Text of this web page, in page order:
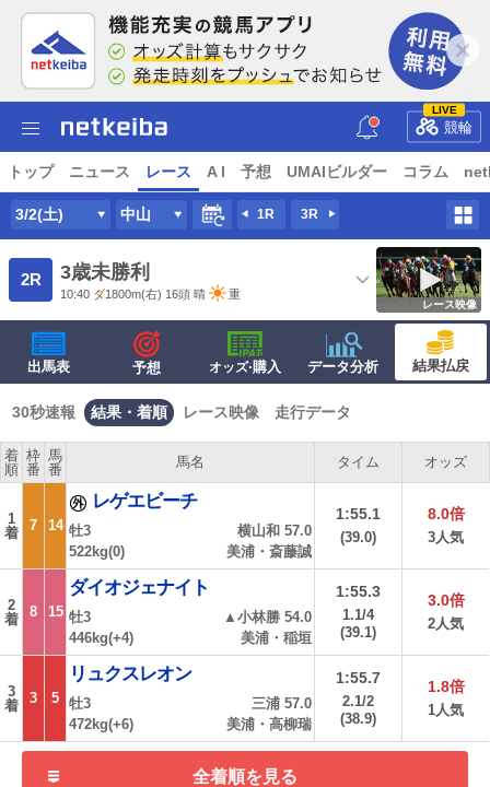
LIVE
競輪
トップ ニュース レース A I 予想 UMAIビルダー コラム
3/2(土) 中山 1R 3R
2R 3歳未勝利
10:40 ダ1800m(右) 16頭 晴 重
レース映像
出馬表 予想 オッズ·購入 データ分析 結果払戻
30秒速報 結果・着順 レース映像 走行データ
着
順
枠
番
馬
番
馬名 タイム オッズ
1
着
7 14
レゲエビーチ
牡3
522kg(0)
横山和 57.0
美浦・斎藤誠
1:55.1
(39.0)
8.0倍
3人気
2
着
8 15
ダイオジェナイト
牡3
446kg(+4)
▲小林勝 54.0
美浦・稲垣
1:55.3
1.1/4
(39.1)
3.0倍
2人気
3
着
3 5
リュクスレオン
牡3
472kg(+6)
三浦 57.0
美浦・高柳瑞
1:55.7
2.1/2
(38.9)
1.8倍
1人気
全着順を見る